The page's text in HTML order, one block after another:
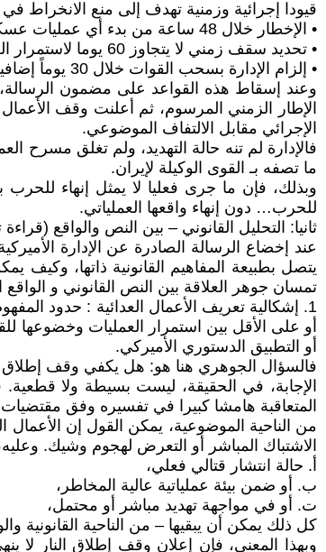
قيودا إجرائية وزمنية تهدف إلى منع الانخراط
• الإخطار خلال 48 ساعة من بدء أي عمليات عسكرية.
• تحديد سقف زمني لا يتجاوز 60 يوما لاستمرار العمليات دون تفويض تشريعي.
• إلزام الإدارة بسحب القوات خلال 30 يوماً إضافية في حال عدم الحصول على موافقة الكونغرس.
وعند إسقاط هذه القواعد على مضمون
الإطار الزمني المرسوم، ثم أعلنت وقف الأعمال
الإجرائي مقابل الالتفاف الموضوعي.
فالإدارة لم تنه حالة التهديد، ولم تغلق مسرح
ما تصفه بـ القوى الوكيلة لإيران.
وبذلك، فإن ما جرى فعليا لا يمثل إنهاء للحرب
للحرب… دون إنهاء واقعها العملياتي.
ثانيا: التحليل القانوني – بين النص والواقع
عند إخضاع الرسالة الصادرة عن الإدارة
يتصل بطبيعة المفاهيم القانونية ذاتها، وكيف
تمسان جوهر العلاقة بين النص القانوني و الواقع
1. إشكالية تعريف الأعمال العدائية : حدود
أو على الأقل بين استمرار العمليات وخضوعها
أو التطبيق الدستوري الأميركي.
فالسؤال الجوهري هنا هو: هل يكفي وقف إطلاق
الإجابة، في الحقيقة، ليست بسيطة ولا قطعية.
المتعاقبة هامشا كبيرا في تفسيره وفق
من الناحية الموضوعية، يمكن القول إن الأعمال
الاشتباك المباشر أو التعرض لهجوم وشيك.
أ‌. حالة انتشار قتالي فعلي،
ب‌. أو ضمن بيئة عملياتية عالية المخاطر،
ت‌. أو في مواجهة تهديد مباشر أو محتمل،
كل ذلك يمكن أن يبقيها – من الناحية القانونية
وبهذا المعنى، فإن إعلان وقف إطلاق النار لا